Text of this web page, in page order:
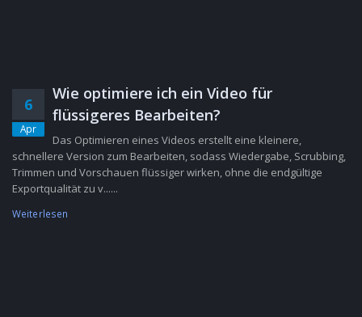
6
Apr
Wie optimiere ich ein Video für
flüssigeres Bearbeiten?
Das Optimieren eines Videos erstellt eine kleinere,
schnellere Version zum Bearbeiten, sodass Wiedergabe, Scrubbing,
Trimmen und Vorschauen flüssiger wirken, ohne die endgültige
Exportqualität zu v......
Weiterlesen